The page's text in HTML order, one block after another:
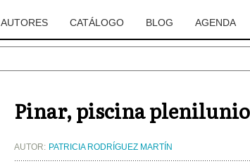
AUTORES CATÁLOGO BLOG AGENDA
Pinar, piscina plenilunio
AUTOR: PATRICIA RODRÍGUEZ MARTÍN